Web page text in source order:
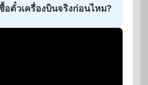
อตั๋วเครื่องบินจริงก่อนไหม?